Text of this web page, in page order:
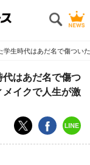
学生時代はあだ名で傷つ
代はあだ名で傷つ
イクで人生が激